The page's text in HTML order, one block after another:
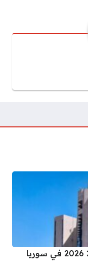
رابط مفاضلة القبول الجامعي 2025 2026 في سوريا